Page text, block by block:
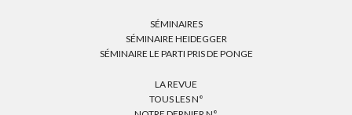
SÉMINAIRES
SÉMINAIRE HEIDEGGER
SÉMINAIRE LE PARTI PRIS DE PONGE
LA REVUE
TOUS LES N°